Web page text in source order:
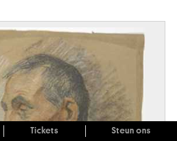
Tickets Steun ons